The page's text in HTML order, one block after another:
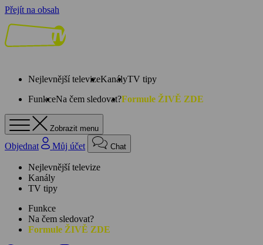
Přejít na obsah
Nejlevnější televizeKanályTV tipy
FunkceNa čem sledovat?Formule ŽIVĚ ZDE
Zobrazit menu
Objednat Můj účet Chat
Nejlevnější televize
Kanály
TV tipy
Funkce
Na čem sledovat?
Formule ŽIVĚ ZDE